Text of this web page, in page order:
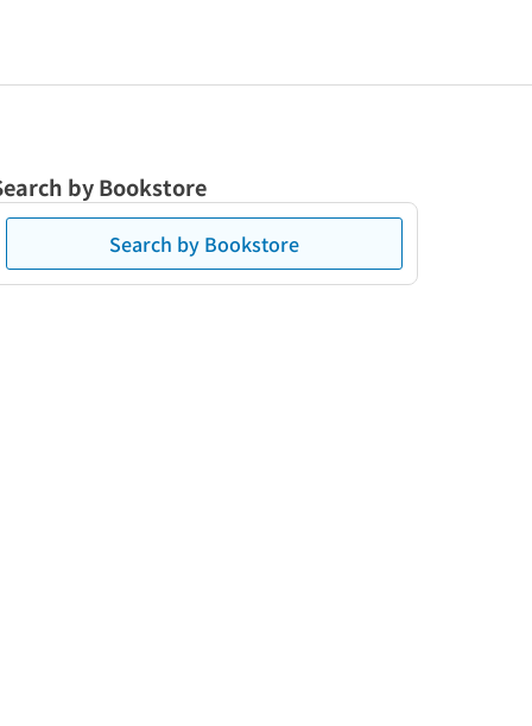
by Bookstore
Search by Bookstore